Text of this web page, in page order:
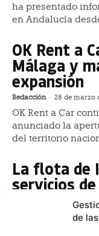
de
ha presentado
en Andalucía
OK Rent a
Málaga y
expansión
Redacción - 28 de marzo
OK Rent a Car
anunciado la
del territorio
La flota de
servicios
29,6
10 de febrero